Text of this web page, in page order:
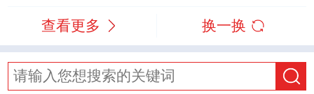
查看更多 换一换